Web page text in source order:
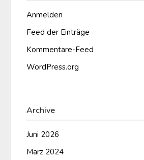
Anmelden
Feed der Einträge
Kommentare-Feed
WordPress.org
Archive
Juni 2026
März 2024